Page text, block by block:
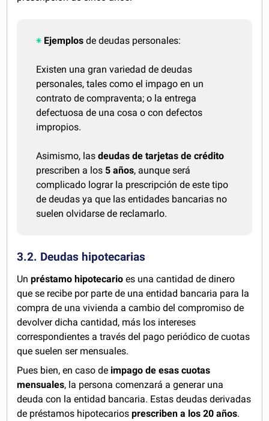
Ejemplos de deudas personales:
Existen una gran variedad de deudas
personales, tales como el impago en un
contrato de compraventa; o la entrega
defectuosa de una cosa o con defectos
impropios.
Asimismo, lasdeudas de tarjetas de crédito
prescriben a los 5 años, aunque será
complicado lograr la prescripción de este tipo
de deudas ya que las entidades bancarias no
suelen olvidarse de reclamarlo.
3.2. Deudas hipotecarias
Unpréstamo hipotecario es una cantidad de dinero
que se recibe por parte de una entidad bancaria para la
compra de una vivienda a cambio del compromiso de
devolver dicha cantidad, más los intereses
correspondientes a través del pago periódico de cuotas
que suelen ser mensuales.
Pues bien, en caso de impago de esas cuotas
mensuales, la persona comenzará a generar una
deuda con la entidad bancaria. Estas deudas derivadas
de préstamos hipotecariosprescriben a los 20 años.